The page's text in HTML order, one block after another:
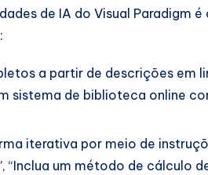
de IA do Visual Paradigm
a partir de descrições em
sistema de biblioteca online
iterativa por meio de
“Inclua um método de cálculo